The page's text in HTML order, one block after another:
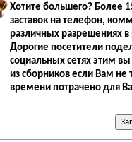
Хотите большего? Более
заставок на телефон,
различных разрешениях
Дорогие посетители
социальных сетях этим
из сборников если Вам не
времени потрачено для